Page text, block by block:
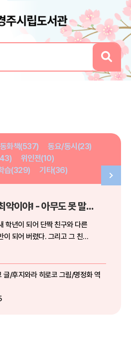
화책(537)
동요/동시(23)
위인전(10)
습(329) 기타(36)
최악이야! - 아무도 못 말리는 책읽기 시리즈 032
학년이 되어 단짝 친구와 다른
이 되어 버렸다. 그리고 그 친구
는 단짝 친구와 같은 반이 되길
생님이 담임선생님이 되어 최악
글/후지와라 히로코 그림/명정화 역